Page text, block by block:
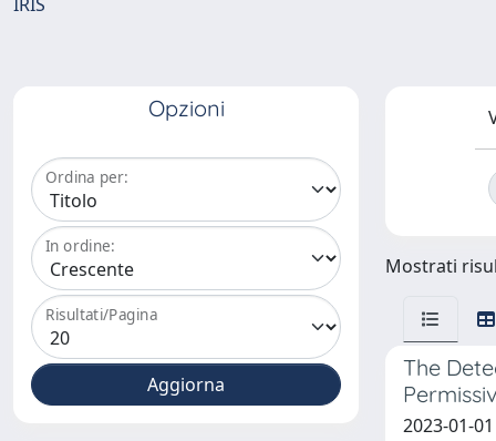
Opzioni
Ordina per:
In ordine:
Risultati/Pagina
Mostrati
The
2023-01-